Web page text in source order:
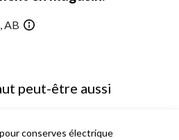
AB
peut-être aussi
conserves électrique